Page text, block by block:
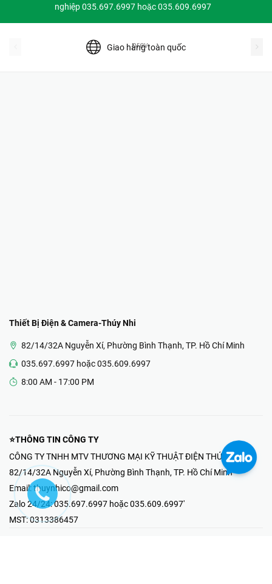
nghiệp 035.697.6997 hoặc 035.609.6997
Giao hàng toàn quốc
prev
Thiết Bị Điện & Camera-Thúy Nhi
82/14/32A Nguyễn Xí, Phường Bình Thạnh, TP. Hồ Chí Minh
035.697.6997 hoặc 035.609.6997
8:00 AM - 17:00 PM
⭐THÔNG TIN CÔNG TY
CÔNG TY TNHH MTV THƯƠNG MẠI KỸ THUẬT ĐIỆN THÚY NHI
82/14/32A Nguyễn Xí, Phường Bình Thạnh, TP. Hồ Chí Minh
Email: thuynhico@gmail.com
Zalo 24/24:035.697.6997 hoặc 035.609.6997'
MST:0313386457